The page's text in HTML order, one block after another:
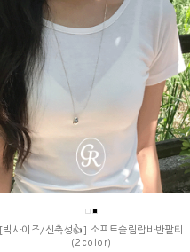
[빅사이즈/신축성👍] 소프트슬림랍바반팔티
(2color)